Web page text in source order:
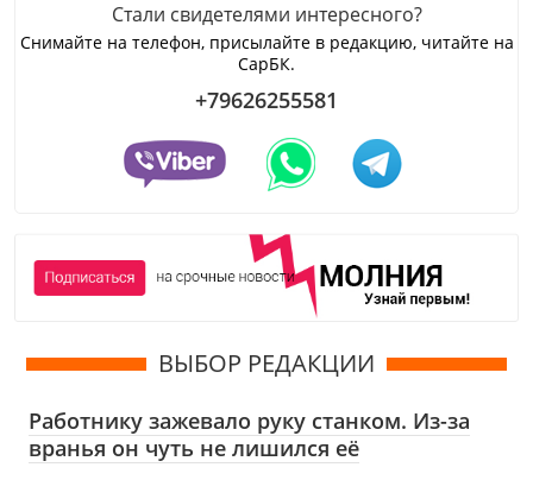
Стали свидетелями интересного?
Снимайте на телефон, присылайте в редакцию, читайте на
СарБК.
+79626255581
ВЫБОР РЕДАКЦИИ
Работнику зажевало руку станком. Из-за
вранья он чуть не лишился её